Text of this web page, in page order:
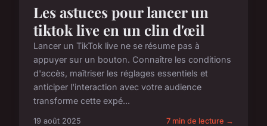
Les astuces pour lancer un
tiktok live en un clin d'œil
Lancer un TikTok live ne se résume pas à
appuyer sur un bouton. Connaître les conditions
d'accès, maîtriser les réglages essentiels et
anticiper l'interaction avec votre audience
transforme cette expé...
19 août 2025 7 min de lecture →